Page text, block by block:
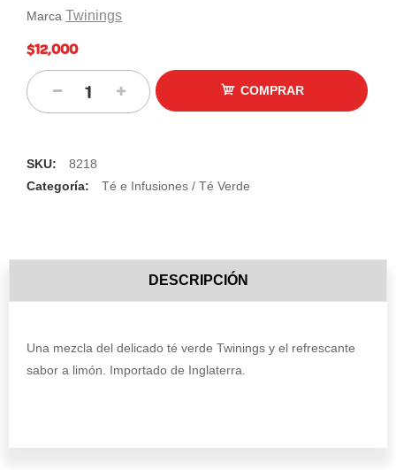
Marca Twinings
$12,000
COMPRAR
SKU:
8218
Categoría:
Té e Infusiones / Té Verde
DESCRIPCIÓN
Una mezcla del delicado té verde Twinings y el refrescante
sabor a limón. Importado de Inglaterra.